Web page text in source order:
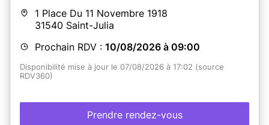
1 Place Du 11 Novembre 1918
31540 Saint-Julia
Prochain RDV : 10/08/2026 à 09:00
Disponibilité mise à jour le 07/08/2026 à 17:02 (source
RDV360)
Prendre rendez-vous